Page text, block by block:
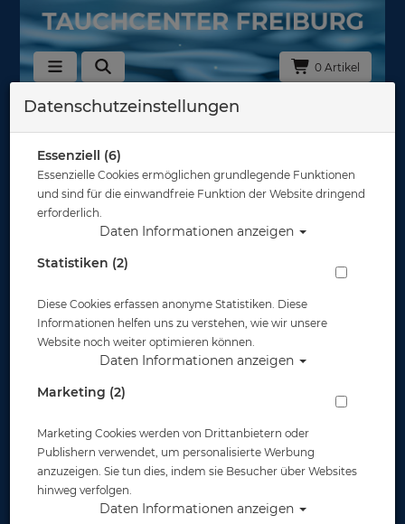
0 Artikel
Ocean Reef
Optische Gläser #
ab 39,00 €
Valve -
Oberflächenventil #
Datenschutzeinstellungen
Essenziell (6)
Essenzielle Cookies ermöglichen grundlegende Funktionen
und sind für die einwandfreie Funktion der Website dringend
erforderlich.
Daten Informationen anzeigen
Statistiken (2)
Diese Cookies erfassen anonyme Statistiken. Diese
Informationen helfen uns zu verstehen, wie wir unsere
Website noch weiter optimieren können.
Daten Informationen anzeigen
Marketing (2)
Marketing Cookies werden von Drittanbietern oder
Publishern verwendet, um personalisierte Werbung
anzuzeigen. Sie tun dies, indem sie Besucher über Websites
hinweg verfolgen.
Daten Informationen anzeigen